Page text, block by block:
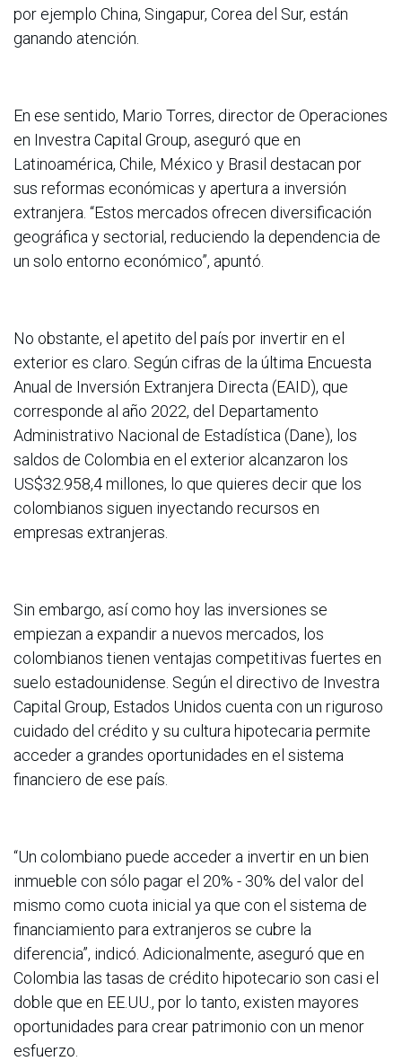
por ejemplo China, Singapur, Corea del Sur, están
ganando atención.
En ese sentido, Mario Torres, director de Operaciones
en Investra Capital Group, aseguró que en
Latinoamérica, Chile, México y Brasil destacan por
sus reformas económicas y apertura a inversión
extranjera. “Estos mercados ofrecen diversificación
geográfica y sectorial, reduciendo la dependencia de
un solo entorno económico”, apuntó.
No obstante, el apetito del país por invertir en el
exterior es claro. Según cifras de la última Encuesta
Anual de Inversión Extranjera Directa (EAID), que
corresponde al año 2022, del Departamento
Administrativo Nacional de Estadística (Dane), los
saldos de Colombia en el exterior alcanzaron los
US$32.958,4 millones, lo que quieres decir que los
colombianos siguen inyectando recursos en
empresas extranjeras.
Sin embargo, así como hoy las inversiones se
empiezan a expandir a nuevos mercados, los
colombianos tienen ventajas competitivas fuertes en
suelo estadounidense. Según el directivo de Investra
Capital Group, Estados Unidos cuenta con un riguroso
cuidado del crédito y su cultura hipotecaria permite
acceder a grandes oportunidades en el sistema
financiero de ese país.
“Un colombiano puede acceder a invertir en un bien
inmueble con sólo pagar el 20% - 30% del valor del
mismo como cuota inicial ya que con el sistema de
financiamiento para extranjeros se cubre la
diferencia”, indicó. Adicionalmente, aseguró que en
Colombia las tasas de crédito hipotecario son casi el
doble que en EE.UU., por lo tanto, existen mayores
oportunidades para crear patrimonio con un menor
esfuerzo.